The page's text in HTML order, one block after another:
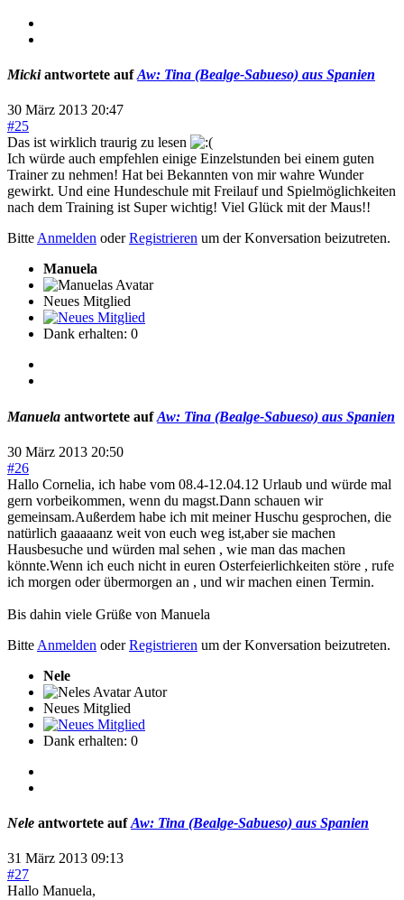
Mickiantwortete aufAw: Tina (Bealge-Sabueso) aus Spanien
30 März 2013 20:47
#25
Das ist wirklich traurig zu lesen
Ich würde auch empfehlen einige Einzelstunden bei einem guten
Trainer zu nehmen! Hat bei Bekannten von mir wahre Wunder
gewirkt. Und eine Hundeschule mit Freilauf und Spielmöglichkeiten
nach dem Training ist Super wichtig! Viel Glück mit der Maus!!
BitteAnmelden oderRegistrieren um der Konversation beizutreten.
Manuela
Neues Mitglied
Dank erhalten: 0
Manuela antwortete aufAw: Tina (Bealge-Sabueso) aus Spanien
30 März 2013 20:50
#26
Hallo Cornelia, ich habe vom 08.4-12.04.12 Urlaub und würde mal
gern vorbeikommen, wenn du magst.Dann schauen wir
gemeinsam.Außerdem habe ich mit meiner Huschu gesprochen, die
natürlich gaaaaanz weit von euch weg ist,aber sie machen
Hausbesuche und würden mal sehen , wie man das machen
könnte.Wenn ich euch nicht in euren Osterfeierlichkeiten störe , rufe
ich morgen oder übermorgen an , und wir machen einen Termin.
Bis dahin viele Grüße von Manuela
Bitte Anmelden oderRegistrieren um der Konversation beizutreten.
Nele
Autor
Neues Mitglied
Dank erhalten: 0
Nele antwortete aufAw: Tina (Bealge-Sabueso) aus Spanien
31 März 2013 09:13
#27
Hallo Manuela,